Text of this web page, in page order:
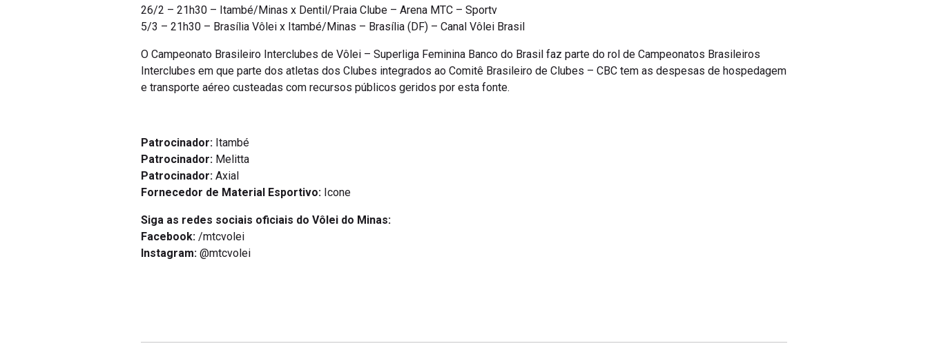
26/2 – 21h30 – Itambé/Minas x Dentil/Praia Clube – Arena MTC – Sportv
5/3 – 21h30 – Brasília Vôlei x Itambé/Minas – Brasília (DF) – Canal Vôlei Brasil
O Campeonato Brasileiro Interclubes de Vôlei – Superliga Feminina Banco do Brasil faz parte do rol de Campeonatos Brasileiros
Interclubes em que parte dos atletas dos Clubes integrados ao Comitê Brasileiro de Clubes – CBC tem as despesas de hospedagem
e transporte aéreo custeadas com recursos públicos geridos por esta fonte.
Patrocinador: Itambé
Patrocinador: Melitta
Patrocinador: Axial
Fornecedor de Material Esportivo: Icone
Siga as redes sociais oficiais do Vôlei do Minas:
Facebook: /mtcvolei
Instagram: @mtcvolei